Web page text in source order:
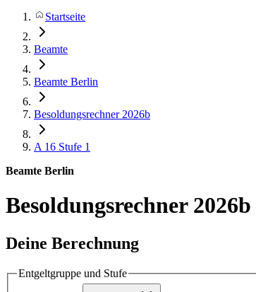
Startseite
Beamte
Beamte Berlin
Besoldungsrechner 2026b
A 16 Stufe 1
Beamte Berlin
Besoldungsrechner 2026b
Deine Berechnung
Entgeltgruppe und Stufe